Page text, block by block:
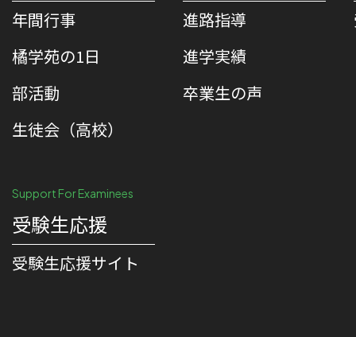
年間行事
橘学苑の1⽇
部活動
生徒会（高校）
進路指導
進学実績
卒業生の声
Support For Examinees
受験生応援
受験⽣応援サイト